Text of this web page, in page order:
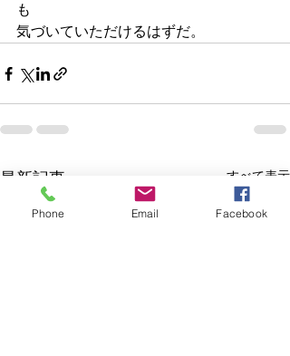
も
気づいていただけるはずだ。
最新記事 すべて表示
Phone Email Facebook